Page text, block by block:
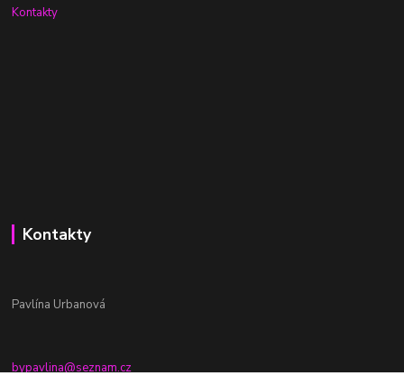
Kontakty
Kontakty
Pavlína Urbanová
bypavlina@seznam.cz